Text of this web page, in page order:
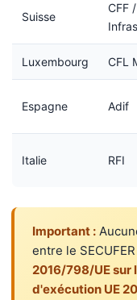
Suisse
CFF
Luxembourg CFL
Espagne Adif
Italie RFI
Important :
entre le
2016/798/UE sur
d'exécution UE